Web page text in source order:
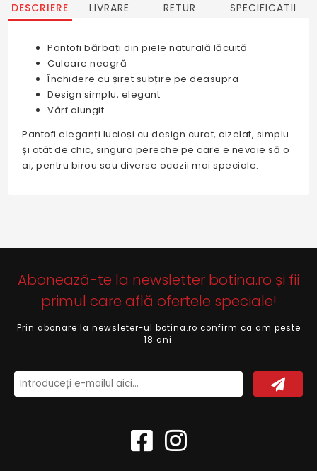
DESCRIERE LIVRARE RETUR SPECIFICATII
Pantofi bărbați din piele naturală lăcuită
Culoare neagră
Închidere cu șiret subțire pe deasupra
Design simplu, elegant
Vârf alungit
Pantofi eleganți lucioși cu design curat, cizelat, simplu
și atât de chic, singura pereche pe care e nevoie să o
ai, pentru birou sau diverse ocazii mai speciale.
Abonează-te la newsletter botina.ro și fii
primul care află ofertele speciale!
Prin abonare la newsleter-ul botina.ro confirm ca am peste
18 ani.